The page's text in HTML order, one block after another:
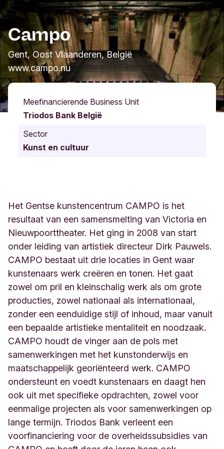
Campo
Gent, Oost Vlaanderen, België
www.campo.nu
Meefinancierende Business Unit
Triodos Bank België
Sector
Kunst en cultuur
Het Gentse kunstencentrum CAMPO is het
resultaat van een samensmelting van Victoria en
Nieuwpoorttheater. Het ging in 2008 van start
onder leiding van artistiek directeur Dirk Pauwels.
CAMPO bestaat uit drie locaties in Gent waar
kunstenaars werk creëren en tonen. Het gaat
zowel om pril en kleinschalig werk als om grote
producties, zowel nationaal als internationaal,
zonder een eenduidige stijl of inhoud, maar vanuit
een bepaalde artistieke mentaliteit en noodzaak.
CAMPO houdt de vinger aan de pols met
samenwerkingen met het kunstonderwijs en
maatschappelijk georiënteerd werk. CAMPO
ondersteunt en voedt kunstenaars en daagt hen
ook uit met specifieke opdrachten, zowel voor
eenmalige projecten als voor samenwerkingen op
lange termijn. Triodos Bank verleent een
voorfinanciering voor de overheidssubsidies van